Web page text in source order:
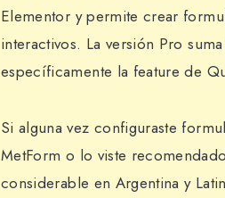
Elementor y permite crear
interactivos. La versión Pro
específicamente la feature de
Si alguna vez configuraste
MetForm o lo viste
considerable en Argentina y